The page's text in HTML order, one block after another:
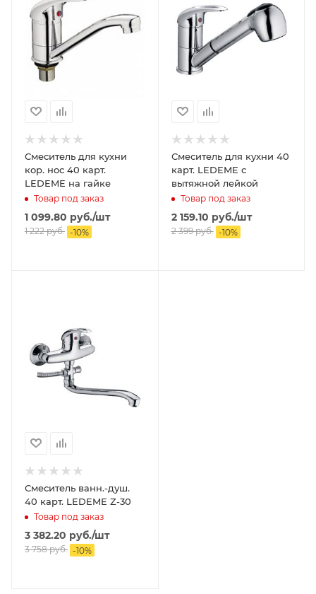
Смеситель для кухни
кор. нос 40 карт.
LEDEME на гайке
Товар под заказ
1 099.80 руб./шт
1 222руб. -10%
Смеситель для кухни 40
карт. LEDEME с
вытяжной лейкой
Товар под заказ
2 159.10 руб./шт
2 399руб. -10%
Смеситель ванн.-душ.
40 карт. LEDEME Z-30
Товар под заказ
3 382.20 руб./шт
3 758руб. -10%